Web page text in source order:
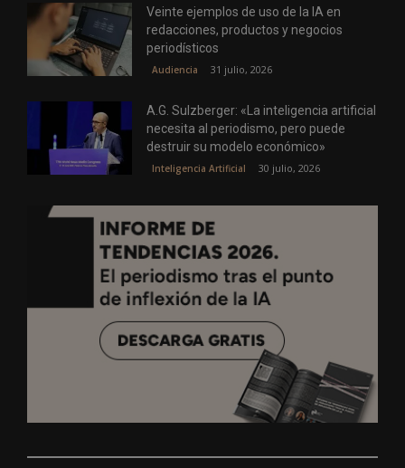
Veinte ejemplos de uso de la IA en
redacciones, productos y negocios
periodísticos
Audiencia 31 julio, 2026
A.G. Sulzberger: «La inteligencia artificial
necesita al periodismo, pero puede
destruir su modelo económico»
Inteligencia Artificial 30 julio, 2026